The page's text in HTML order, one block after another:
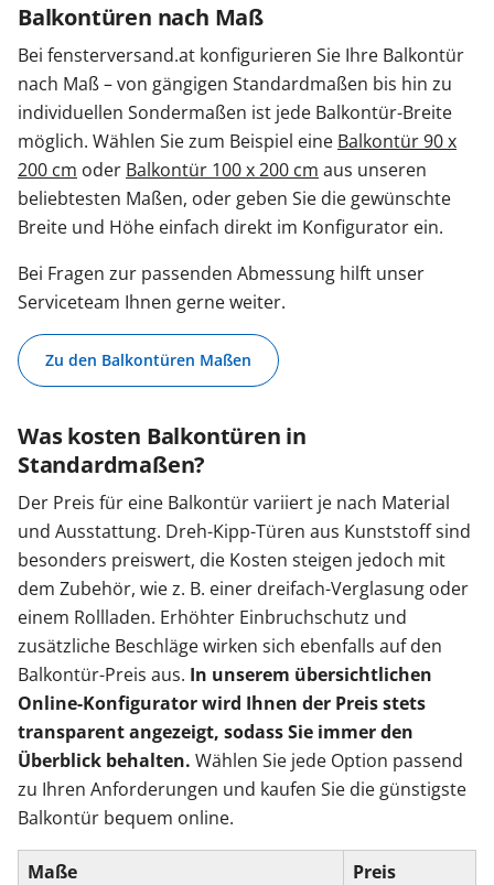
Balkontüren nach Maß
Bei fensterversand.at konfigurieren Sie Ihre Balkontür
nach Maß – von gängigen Standardmaßen bis hin zu
individuellen Sondermaßen ist jede Balkontür-Breite
möglich. Wählen Sie zum Beispiel eine Balkontür 90 x
200 cm oder Balkontür 100 x 200 cm aus unseren
beliebtesten Maßen, oder geben Sie die gewünschte
Breite und Höhe einfach direkt im Konfigurator ein.
Bei Fragen zur passenden Abmessung hilft unser
Serviceteam Ihnen gerne weiter.
Zu den Balkontüren Maßen
Was kosten Balkontüren in
Standardmaßen?
Der Preis für eine Balkontür variiert je nach Material
und Ausstattung. Dreh-Kipp-Türen aus Kunststoff sind
besonders preiswert, die Kosten steigen jedoch mit
dem Zubehör, wie z. B. einer dreifach-Verglasung oder
einem Rollladen. Erhöhter Einbruchschutz und
zusätzliche Beschläge wirken sich ebenfalls auf den
Balkontür-Preis aus. In unserem übersichtlichen
Online-Konfigurator wird Ihnen der Preis stets
transparent angezeigt, sodass Sie immer den
Überblick behalten. Wählen Sie jede Option passend
zu Ihren Anforderungen und kaufen Sie die günstigste
Balkontür bequem online.
Maße
Preis